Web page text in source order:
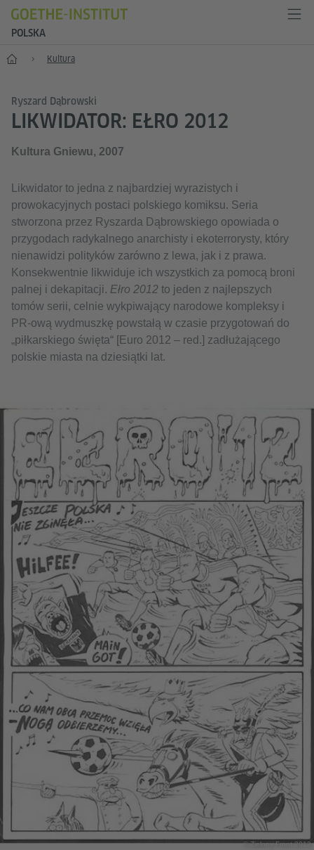
POLSKA
Start Kultura
Ryszard Dąbrowski
LIKWIDATOR: EŁRO 2012
Kultura Gniewu, 2007
Likwidator to jedna z najbardziej wyrazistych i
prowokacyjnych postaci polskiego komiksu. Seria
stworzona przez Ryszarda Dąbrowskiego opowiada o
przygodach radykalnego anarchisty i ekoterrorysty, który
nienawidzi polityków zarówno z lewa, jak i z prawa.
Konsekwentnie likwiduje ich wszystkich za pomocą broni
palnej i dekapitacji. Ełro 2012 to jeden z najlepszych
tomów serii, celnie wykpiwający narodowe kompleksy i
PR-ową wydmuszkę powstałą w czasie przygotowań do
„piłkarskiego święta“ [Euro 2012 – red.] zadłużającego
polskie miasta na dziesiątki lat.
© Zielony Front 2012